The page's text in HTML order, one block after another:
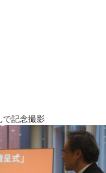
を囲んで記